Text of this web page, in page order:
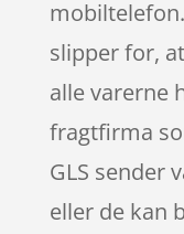
slipper for,
alle varerne
fragtfirma
GLS sender
eller de kan